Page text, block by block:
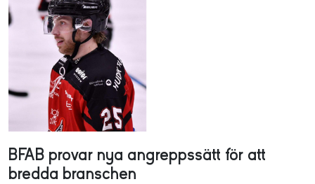
BFAB provar nya angreppssätt för att
bredda branschen